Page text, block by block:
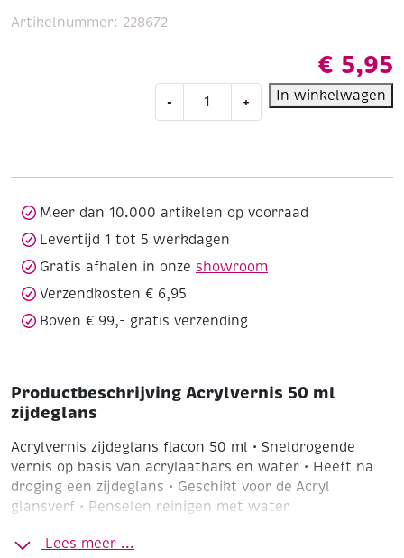
€ 5,95
- + In winkelwagen
Artikelnummer: 228672
Meer dan 10.000 artikelen op voorraad
Levertijd 1 tot 5 werkdagen
Gratis afhalen in onze showroom
Verzendkosten € 6,95
Boven € 99,- gratis verzending
Productbeschrijving Acrylvernis 50 ml
zijdeglans
Acrylvernis zijdeglans flacon 50 ml • Sneldrogende
vernis op basis van acrylaathars en water • Heeft na
droging een zijdeglans • Geschikt voor de Acryl
glansverf • Penselen reinigen met water
Lees meer ...